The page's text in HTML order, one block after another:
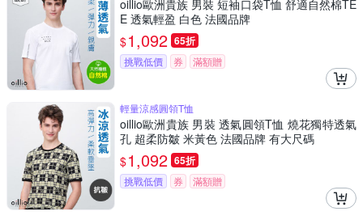
oillio歐洲貴族 男裝 短袖口袋T恤 舒適自然棉TE
E 透氣輕盈 白色 法國品牌
$1,092 65折
挑戰低價 券 滿額贈
輕量涼感圓領T恤
oillio歐洲貴族 男裝 透氣圓領T恤 燒花獨特透氣
孔 超柔防皺 米黃色 法國品牌 有大尺碼
$1,092 65折
挑戰低價 券 滿額贈